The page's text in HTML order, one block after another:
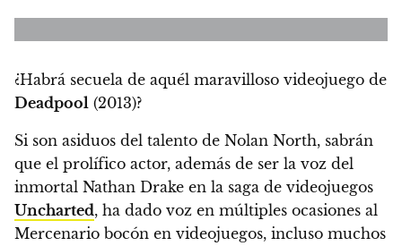
¿Habrá secuela de aquél maravilloso videojuego de
Deadpool (2013)?
Si son asiduos del talento de Nolan North, sabrán
que el prolífico actor, además de ser la voz del
inmortal Nathan Drake en la saga de videojuegos
Uncharted, ha dado voz en múltiples ocasiones al
Mercenario bocón en videojuegos, incluso muchos